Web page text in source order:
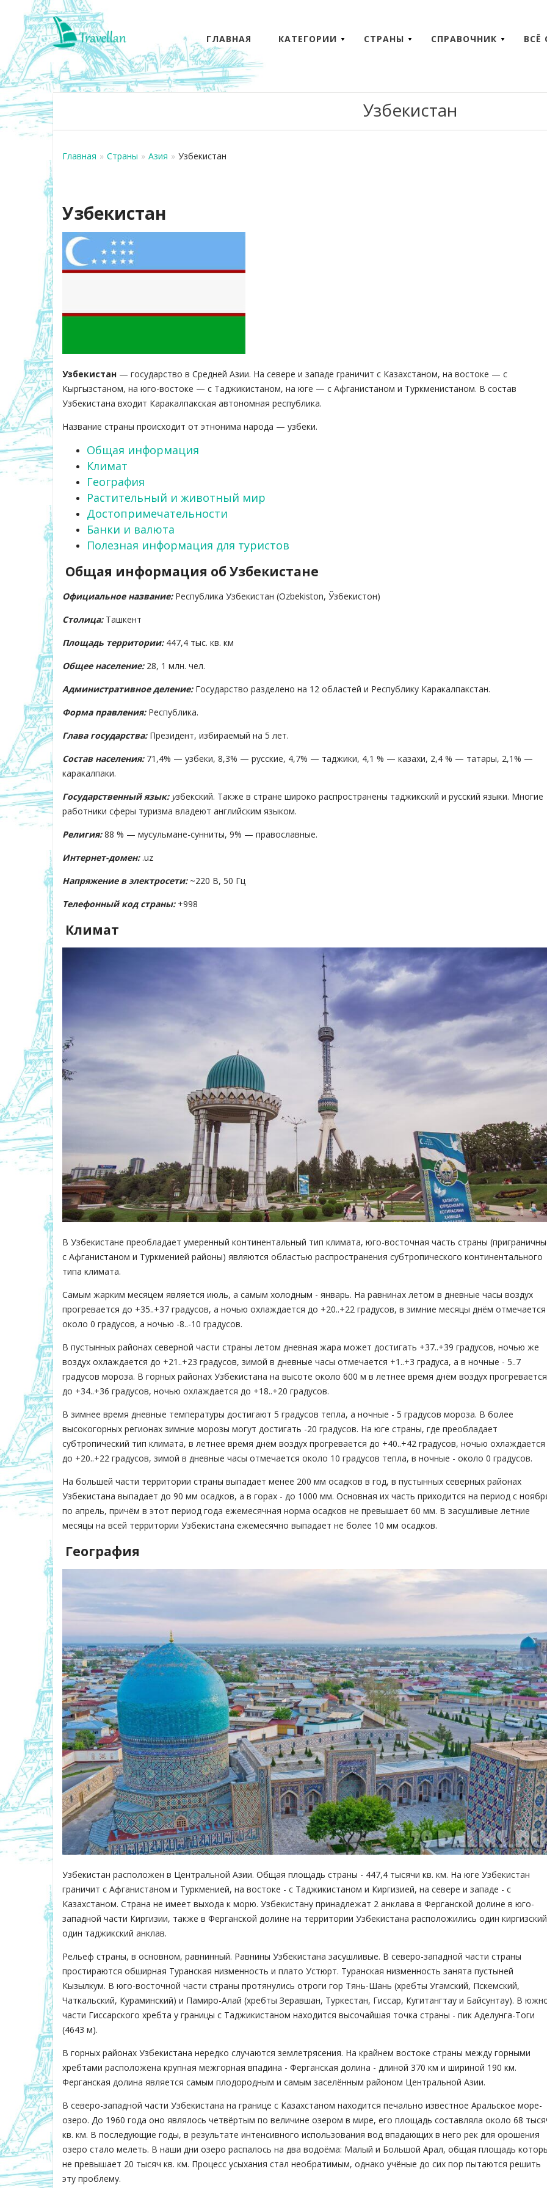
ГЛАВНАЯ КАТЕГОРИИ СТРАНЫ СПРАВОЧНИК ВСЁ
Узбекистан
Главная » Страны » Азия » Узбекистан
Узбекистан
Узбекистан — государство в Средней Азии. На севере и западе граничит с Казахстаном, на востоке — с
Кыргызстаном, на юго-востоке — с Таджикистаном, на юге — с Афганистаном и Туркменистаном. В состав
Узбекистана входит Каракалпакская автономная республика.
Название страны происходит от этнонима народа — узбеки.
Общая информация
Климат
География
Растительный и животный мир
Достопримечательности
Банки и валюта
Полезная информация для туристов
Общая информация об Узбекистане
Официальное название: Республика Узбекистан (Ozbekiston, Ўзбекистон)
Столица: Ташкент
Площадь территории:447,4 тыс. кв. км
Общее население: 28, 1 млн. чел.
Административное деление: Государство разделено на 12 областей и Республику Каракалпакстан.
Форма правления: Республика.
Глава государства: Президент, избираемый на 5 лет.
Состав населения: 71,4% — узбеки, 8,3% — русские, 4,7% — таджики, 4,1 % — казахи, 2,4 % — татары, 2,1% —
каракалпаки.
Государственный язык:узбекский. Также в стране широко распространены таджикский и русский языки. Многие
работники сферы туризма владеют английским языком.
Религия: 88 % — мусульмане-сунниты, 9% — православные.
Интернет-домен: .uz
Напряжение в электросети:~220 В, 50 Гц
Телефонный код страны: +998
Климат
В Узбекистане преобладает умеренный континентальный тип климата, юго-восточная часть страны
с Афганистаном и Туркменией районы) являются областью распространения субтропического континентального
типа климата.
Самым жарким месяцем является июль, а самым холодным - январь. На равнинах летом в дневные часы воздух
прогревается до +35..+37 градусов, а ночью охлаждается до +20..+22 градусов, в зимние месяцы днём отмечается
около 0 градусов, а ночью -8..-10 градусов.
В пустынных районах северной части страны летом дневная жара может достигать +37..+39 градусов, ночью же
воздух охлаждается до +21..+23 градусов, зимой в дневные часы отмечается +1..+3 градуса, а в ночные - 5..7
градусов мороза. В горных районах Узбекистана на высоте около 600 м в летнее время днём воздух прогревается
до +34..+36 градусов, ночью охлаждается до +18..+20 градусов.
В зимнее время дневные температуры достигают 5 градусов тепла, а ночные - 5 градусов мороза. В более
высокогорных регионах зимние морозы могут достигать -20 градусов. На юге страны, где преобладает
субтропический тип климата, в летнее время днём воздух прогревается до +40..+42 градусов, ночью охлаждается
до +20..+22 градусов, зимой в дневные часы отмечается около 10 градусов тепла, в ночные - около 0 градусов.
На большей части территории страны выпадает менее 200 мм осадков в год, в пустынных северных районах
Узбекистана выпадает до 90 мм осадков, а в горах - до 1000 мм. Основная их часть приходится на период с
по апрель, причём в этот период года ежемесячная норма осадков не превышает 60 мм. В засушливые летние
месяцы на всей территории Узбекистана ежемесячно выпадает не более 10 мм осадков.
География
Узбекистан расположен в Центральной Азии. Общая площадь страны - 447,4 тысячи кв. км. На юге Узбекистан
граничит с Афганистаном и Туркменией, на востоке - с Таджикистаном и Киргизией, на севере и западе - с
Казахстаном. Страна не имеет выхода к морю. Узбекистану принадлежат 2 анклава в Ферганской долине в юго-
западной части Киргизии, также в Ферганской долине на территории Узбекистана расположились один
один таджикский анклав.
Рельеф страны, в основном, равнинный. Равнины Узбекистана засушливые. В северо-западной части страны
простираются обширная Туранская низменность и плато Устюрт. Туранская низменность занята пустыней
Кызылкум. В юго-восточной части страны протянулись отроги гор Тянь-Шань (хребты Угамский, Пскемский,
Чаткальский, Кураминский) и Памиро-Алай (хребты Зеравшан, Туркестан, Гиссар, Кугитангтау и Байсунтау). В
части Гиссарского хребта у границы с Таджикистаном находится высочайшая точка страны - пик Аделунга-Тоги
(4643 м).
В горных районах Узбекистана нередко случаются землетрясения. На крайнем востоке страны между горными
хребтами расположена крупная межгорная впадина - Ферганская долина - длиной 370 км и шириной 190 км.
Ферганская долина является самым плодородным и самым заселённым районом Центральной Азии.
В северо-западной части Узбекистана на границе с Казахстаном находится печально известное Аральское море-
озеро. До 1960 года оно являлось четвёртым по величине озером в мире, его площадь составляла около 68
кв. км. В последующие годы, в результате интенсивного использования вод впадающих в него рек для орошения
озеро стало мелеть. В наши дни озеро распалось на два водоёма: Малый и Большой Арал, общая площадь
не превышает 20 тысяч кв. км. Процесс усыхания стал необратимым, однако учёные до сих пор пытаются решить
эту проблему.